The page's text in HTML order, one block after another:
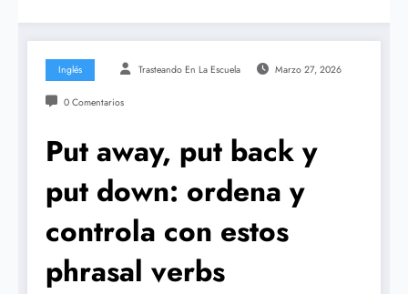
Inglés Trasteando En La Escuela Marzo 27, 2026
0 Comentarios
Put away, put back y
put down: ordena y
controla con estos
phrasal verbs